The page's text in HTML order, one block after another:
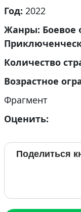
Год: 2022
Жанры: Боевое
Количество
Возрастное
Фрагмент
Оценить:
Поделиться